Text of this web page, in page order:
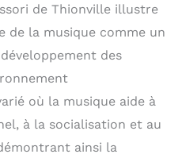
de Thionville illustre
de la musique comme un
des
où la musique aide à
à la socialisation et au
ainsi la